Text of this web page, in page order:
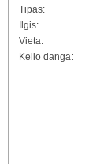
Tipas:
Ilgis:
Vieta:
Kelio danga: